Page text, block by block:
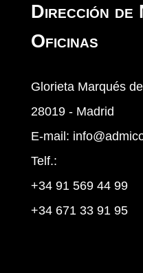
Dirección de
Oficinas
Glorieta Marqués
28019 - Madrid
E-mail:
Telf.:
+34 91 569 44 99
+34 671 33 91 95